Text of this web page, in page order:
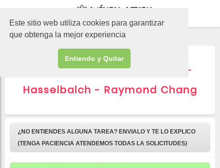
Este sitio web utiliza cookies para garantizar
que obtenga la mejor experiencia
Entiendo y Quitar
✨ Ecuación de Henderson-
Hasselbalch - Raymond Chang
¿NO ENTIENDES ALGUNA TAREA? ENVIALO Y TE LO EXPLICO
(TENGA PACIENCIA ATENDEMOS TODAS LA SOLICITUDES)